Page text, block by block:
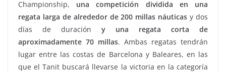
Championship, una competición dividida en una
regata larga de alrededor de 200 millas náuticas y dos
días de duración y una regata corta de
aproximadamente 70 millas. Ambas regatas tendrán
lugar entre las costas de Barcelona y Baleares, en las
que el Tanit buscará llevarse la victoria en la categoría